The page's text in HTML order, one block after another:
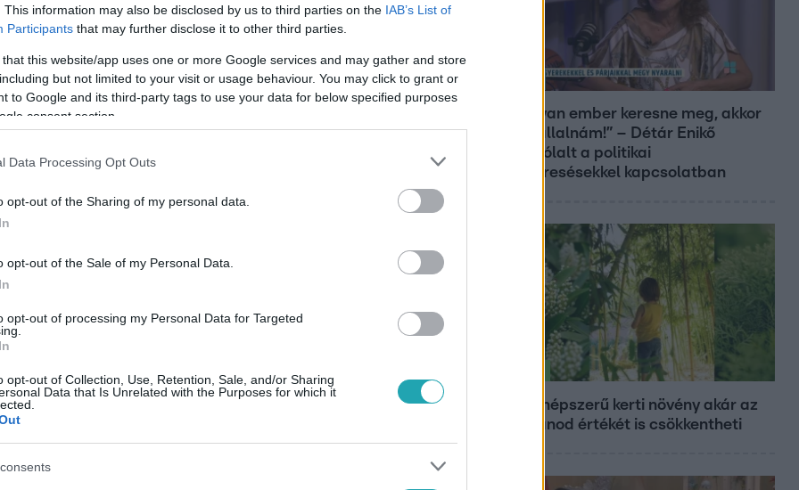
This information may also be disclosed by us to third parties on the IAB’s List of
Participants that may further disclose it to other third parties.
that this website/app uses one or more Google services and may gather and store
but not limited to your visit or usage behaviour. You may click to grant or
to Google and its third-party tags to use your data for below specified purposes
consent section.
Data Processing Opt Outs
opt-out of the Sharing of my personal data.
opt-out of the Sale of my Personal Data.
opt-out of processing my Personal Data for Targeted
opt-out of Collection, Use, Retention, Sale, and/or Sharing
Data that Is Unrelated with the Purposes for which it
kérelmét, akkor bajai otthonában,
hátralévő részét.
legyen a Google-találatokban!
„Ha olyan ember keresne meg, akkor
sem vállalnám!” – Détár Enikő
megszólalt a politikai
megkeresésekkel kapcsolatban
Ez a 3 népszerű kerti növény akár az
ingatlanod értékét is csökkentheti